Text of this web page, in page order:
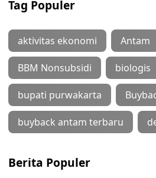
Tag Populer
aktivitas ekonomi Antam
BBM Nonsubsidi biologis
bupati purwakarta
buyback antam terbaru
Berita Populer